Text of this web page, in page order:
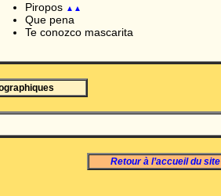
Piropos ▲▲
Que pena
Te conozco mascarita
Retour à l’accueil du site